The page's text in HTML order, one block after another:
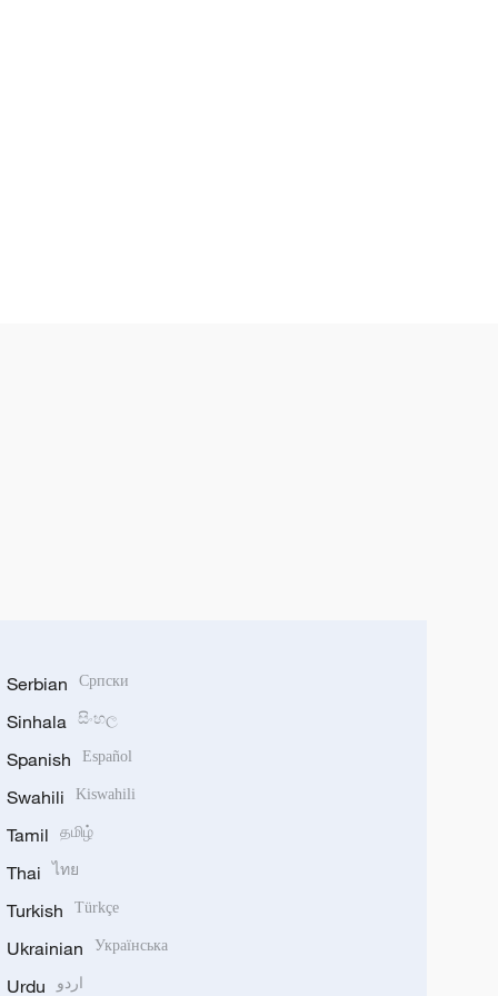
Serbian Српски
Sinhala සිංහල
Spanish Español
Swahili Kiswahili
Tamil தமிழ்
Thai ไทย
Turkish Türkçe
Ukrainian Українська
Urdu اردو